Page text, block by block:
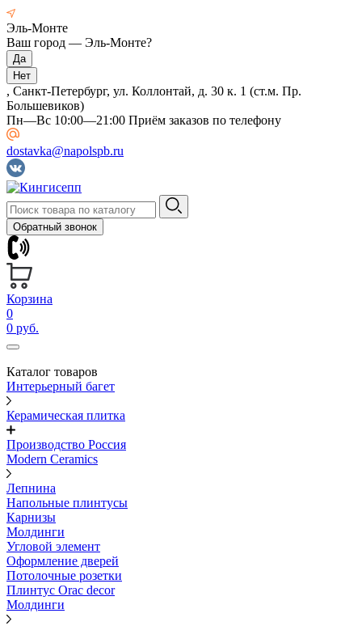
Эль-Монте
Ваш город — Эль-Монте?
, Санкт-Петербург, ул. Коллонтай, д. 30 к. 1 (ст.м. Пр.
Большевиков)
Пн—Вс 10:00—21:00 Приём заказов по телефону
dostavka@napolspb.ru
Обратный звонок
Корзина
0
0 руб.
Каталог товаров
Интерьерный багет
Керамическая плитка
Производство Россия
Modern Ceramics
Лепнина
Напольные плинтусы
Карнизы
Молдинги
Угловой элемент
Оформление дверей
Потолочные розетки
Плинтус Orac decor
Молдинги